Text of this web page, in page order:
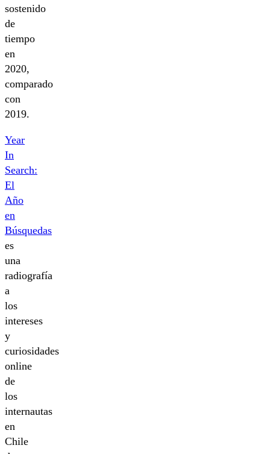
sostenido
de
tiempo
en
2020,
comparado
con
2019.
Year
In
Search:
El
Año
en
Búsquedas
es
una
radiografía
a
los
intereses
y
curiosidades
online
de
los
internautas
en
Chile